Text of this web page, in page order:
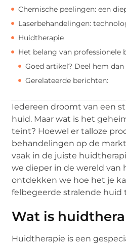
Chemische peelingen: een
Laserbehandelingen:
Huidtherapie
Het belang van professionele
Goed artikel? Deel hem dan
Gerelateerde berichten:
Iedereen droomt van een
huid. Maar wat is het
teint? Hoewel er talloze
behandelingen op de
vaak in de juiste
we dieper in de wereld van
ontdekken we hoe het je
felbegeerde stralende huid
Wat is
Huidtherapie is een